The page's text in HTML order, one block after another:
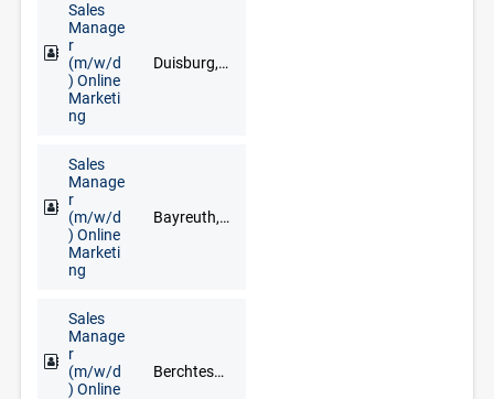
Sales
Manage
r
(m/w/d
) Online
Marketi
ng
Duisburg, Düsseldorf, Erkelenz, Kleve, Krefeld, Langenfeld, Mönchengladbach, Mülheim an der Ruhr, Wesel, Wuppertal
Sales
Manage
r
(m/w/d
) Online
Marketi
ng
Bayreuth, Deggendorf, Dresden, Düsseldorf, Erfurt, Frankfurt am Main, Freiburg im Breisgau, Fuldabrück, Leipzig, München, Nürnberg, Regensburg, Stuttgart, Würzburg
Sales
Manage
r
(m/w/d
) Online
Berchtesgaden, Eichstätt, Garmisch-Partenkirchen, Ingolstadt, München, Rosenheim, Traunstein, Weilheim in Oberbayern